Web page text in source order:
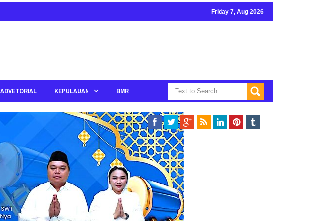
Friday 7, Aug 2026
ADVETORIAL KEPULAUAN BMR